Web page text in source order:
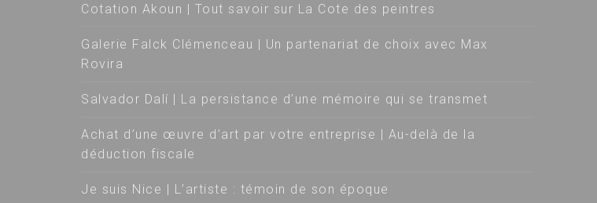
Cotation Akoun | Tout savoir sur La Cote des peintres
Galerie Falck Clémenceau | Un partenariat de choix avec Max
Rovira
Salvador Dalí | La persistance d’une mémoire qui se transmet
Achat d’une œuvre d’art par votre entreprise | Au-delà de la
déduction fiscale
Je suis Nice | L’artiste : témoin de son époque